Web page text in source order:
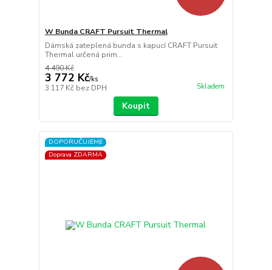
W Bunda CRAFT Pursuit Thermal
Dámská zateplená bunda s kapucí CRAFT Pursuit
Thermal určená prim...
4 490 Kč
3 772 Kč/ks
3 117 Kč bez DPH Skladem
Koupit
DOPORUČUJEME
Doprava ZDARMA